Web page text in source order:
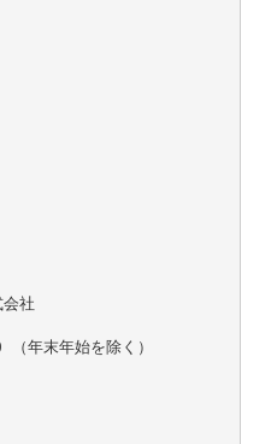
社
年末年始を除く）